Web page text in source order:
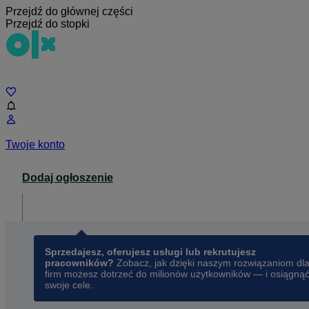
Przejdź do głównej części
Przejdź do stopki
Twoje konto
Dodaj ogłoszenie
Sprzedajesz, oferujesz usługi lub rekrutujesz
pracowników? Zobacz, jak dzięki naszym rozwiązaniom dla
firm możesz dotrzeć do milionów użytkowników — i osiągnąć
swoje cele.